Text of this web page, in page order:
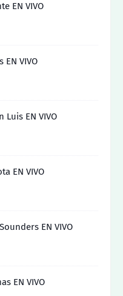
EN VIVO
EN VIVO
Luis EN VIVO
EN VIVO
EN VIVO
EN VIVO